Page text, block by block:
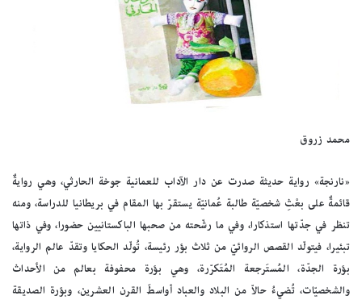
محمد زروق
«نارنجة» رواية حديثة صدرت عن دار الآداب للعمانية جوخة الحارثي، وهي روايةٌ
قائمةٌ على بعْثِ شخصيّة طالبة عُمانيّة يستقرّ بها المقام في بريطانيا للدراسة، ومنه
تنظر في جدّتها استذكارا، وفي ما رشّحته من صحبها الباكستانيين حضورا، وفي ذاتها
تبئيرا، فيتولّد القصص الروائيّ من ثلاث بؤر رئيسة، تُولّد الحكايا وتقدّ عالم الرواية،
بؤرة الجدّة، المُستَرجعة المُتَكرّرة، وهي بؤرة محفوفة بعالم من الأحداث
والشخصيّات، تُضيءُ حالاّ من البلاد والعباد أواسطَ القرن العشرين، وبؤرة الصديقة